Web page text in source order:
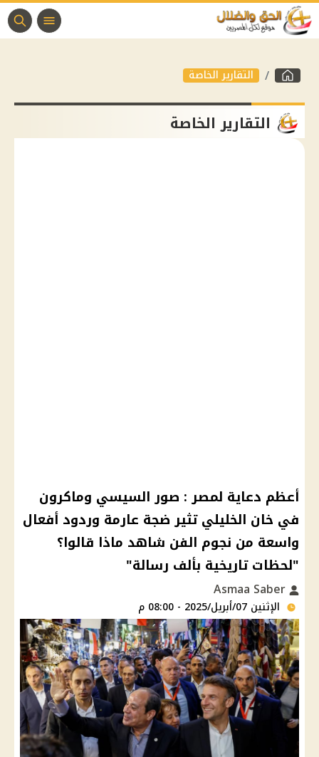
التقارير الخاصة
التقارير الخاصة
أعظم دعاية لمصر : صور السيسي وماكرون
في خان الخليلي تثير ضجة عارمة وردود أفعال
واسعة من نجوم الفن شاهد ماذا قالوا؟
"لحظات تاريخية بألف رسالة"
الإثنين 07/أبريل/2025 - 08:00 م